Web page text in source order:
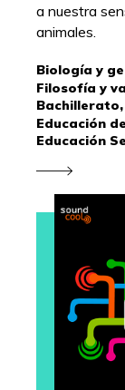
a nuestra
animales.
Biología y
Filosofía y
Bachillerato,
Educación
Educación